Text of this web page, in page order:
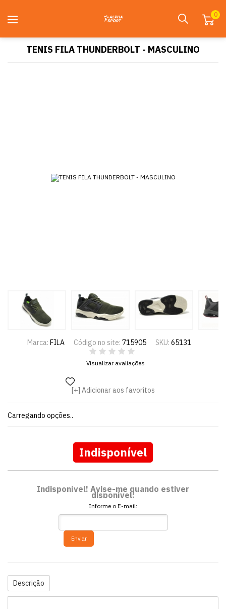
0
TENIS FILA THUNDERBOLT - MASCULINO
Marca: FILA Código no site: 715905 SKU: 65131
Visualizar avaliações
Adicionar aos favoritos
Carregando opções..
Indisponível
Indisponível! Avise-me quando estiver
disponível:
Informe o E-mail:
Enviar
Descrição